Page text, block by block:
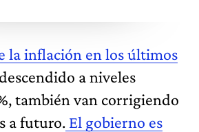
la inflación en los últimos
a niveles
también van corrigiendo
a futuro. El gobierno es